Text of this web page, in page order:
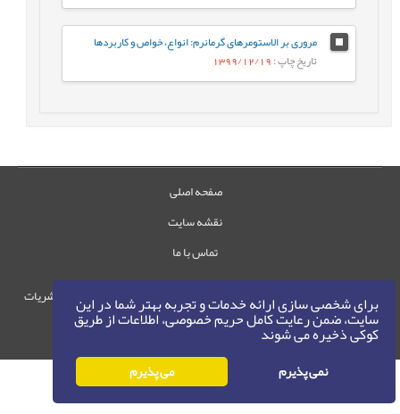
برای شخصی سازی ارائه خدمات و تجربه بهتر شما در این
سایت، ضمن رعایت کامل حریم خصوصی، اطلاعات از طریق
کوکی ذخیره می شوند
نمی پذیرم می پذیرم
مروری بر الاستومرهای گرمانرم: انواع، خواص و کاربردها
تاریخ چاپ: 1399/12/19
صفحه اصلی
نقشه سایت
تماس با ما
حقوق این وب‌سایت متعلق به سامانه مدیریت نشریات
رایمگ است.